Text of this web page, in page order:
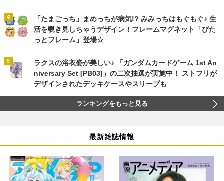
「たまごっち」まめっちが病気!? みみっちはもぐもぐ♪ 生
活を覗き見しちゃうデザイン！フレームマグネット「ぴた
っとフレーム」登場☆
ラクスの浴衣姿が美しい♪ 「ガンダムカードゲーム 1st An
niversary Set [PB03]」の二次抽選が実施中！ ストフリが
デザインされたデッキケースやスリーブも
ランキングをもっと見る
最新雑誌情報